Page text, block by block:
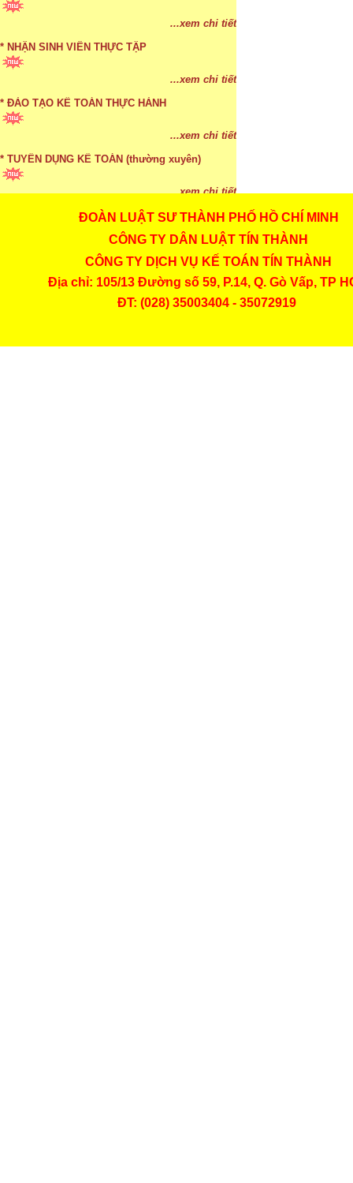
...xem chi tiết
* Thời hiệu xử phạt trong xây dựng
* NHẬN SINH VIÊN THỰC TẬP
* ĐÀO TẠO KẾ TOÁN THỰC HÀNH
...xem chi tiết
* TUYỂN DỤNG KẾ TOÁN (thường xuyên)
...xem chi tiết
* Cách chọn màu phù hợp theo phong thuỷ
...xem chi tiết
* Mức phạt khi chậm nộp báo cáo thuế
ĐOÀN LUẬT SƯ THÀNH PHỐ HỒ CHÍ MINH
CÔNG TY DÂN LUẬT TÍN THÀNH
CÔNG TY DỊCH VỤ KẾ TOÁN TÍN THÀNH
Địa chỉ: 105/13 Đường số 59, P.14, Q. Gò Vấp, TP
ĐT: (028) 35003404 - 35072919